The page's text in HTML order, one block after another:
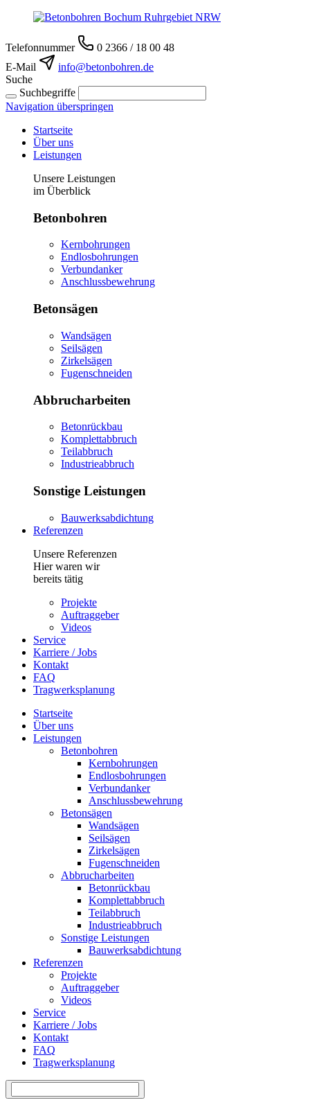
Telefonnummer
0 2366 / 18 00 48
E-Mail
info@betonbohren.de
Suche
Suchbegriffe
Navigation überspringen
Startseite
Über uns
Leistungen
Unsere Leistungen
im Überblick
Betonbohren
Kernbohrungen
Endlosbohrungen
Verbundanker
Anschlussbewehrung
Betonsägen
Wandsägen
Seilsägen
Zirkelsägen
Fugenschneiden
Abbrucharbeiten
Betonrückbau
Komplettabbruch
Teilabbruch
Industrieabbruch
Sonstige Leistungen
Bauwerksabdichtung
Referenzen
Unsere Referenzen
Hier waren wir
bereits tätig
Projekte
Auftraggeber
Videos
Service
Karriere / Jobs
Kontakt
FAQ
Tragwerksplanung
Startseite
Über uns
Leistungen
Betonbohren
Kernbohrungen
Endlosbohrungen
Verbundanker
Anschlussbewehrung
Betonsägen
Wandsägen
Seilsägen
Zirkelsägen
Fugenschneiden
Abbrucharbeiten
Betonrückbau
Komplettabbruch
Teilabbruch
Industrieabbruch
Sonstige Leistungen
Bauwerksabdichtung
Referenzen
Projekte
Auftraggeber
Videos
Service
Karriere / Jobs
Kontakt
FAQ
Tragwerksplanung